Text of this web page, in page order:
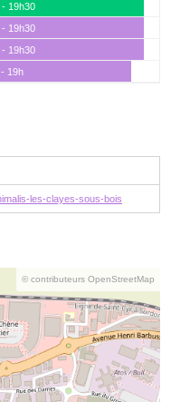
- 19h30
- 19h30
- 19h30
19h
les-clayes-sous-bois
© contributeurs OpenStreetMap